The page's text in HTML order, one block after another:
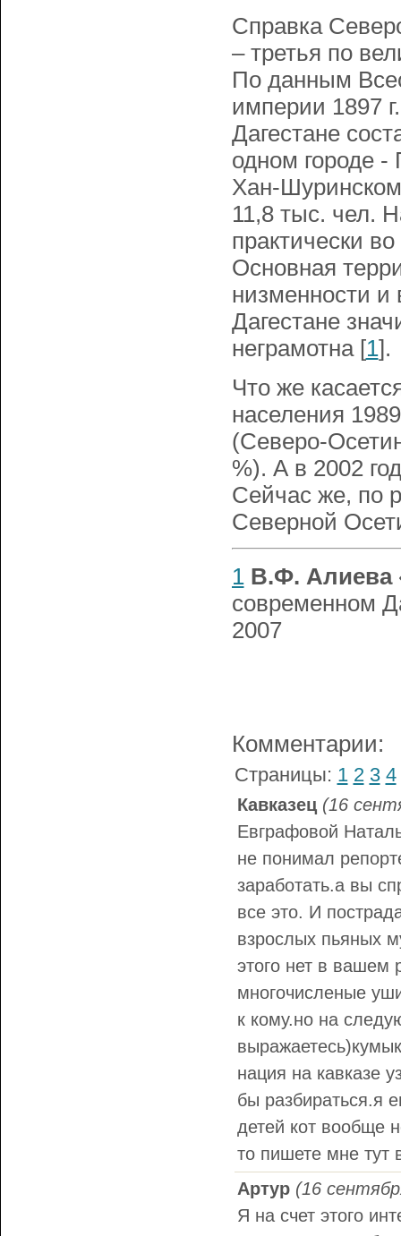
Справка
– третья по
По данным
империи 1897
Дагестане
одном городе -
Хан-
11,8 тыс. чел.
практически
Основная
низменности и
Дагестане
неграмотна [1].
Что же
населения
(Северо-
%). А в 2002
Сейчас же, по
Северной
1 В.Ф. Алиева
современном
2007
Комментарии:
Страницы: 1 2 3 4
Кавказец (16
Евграфовой
не понимал
заработать.а вы
все это. И
взрослых пьяных
этого нет в вашем
многочисленые
к кому.но на
нация на кавказе
бы разбираться.я
детей кот вообще
то пишете мне тут
Артур (16
Я на счет этого